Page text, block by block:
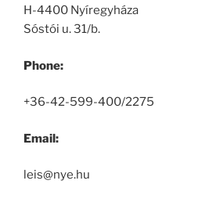
H-4400 Nyíregyháza
Sóstói u. 31/b.
Phone:
+36-42-599-400/2275
Email:
leis@nye.hu